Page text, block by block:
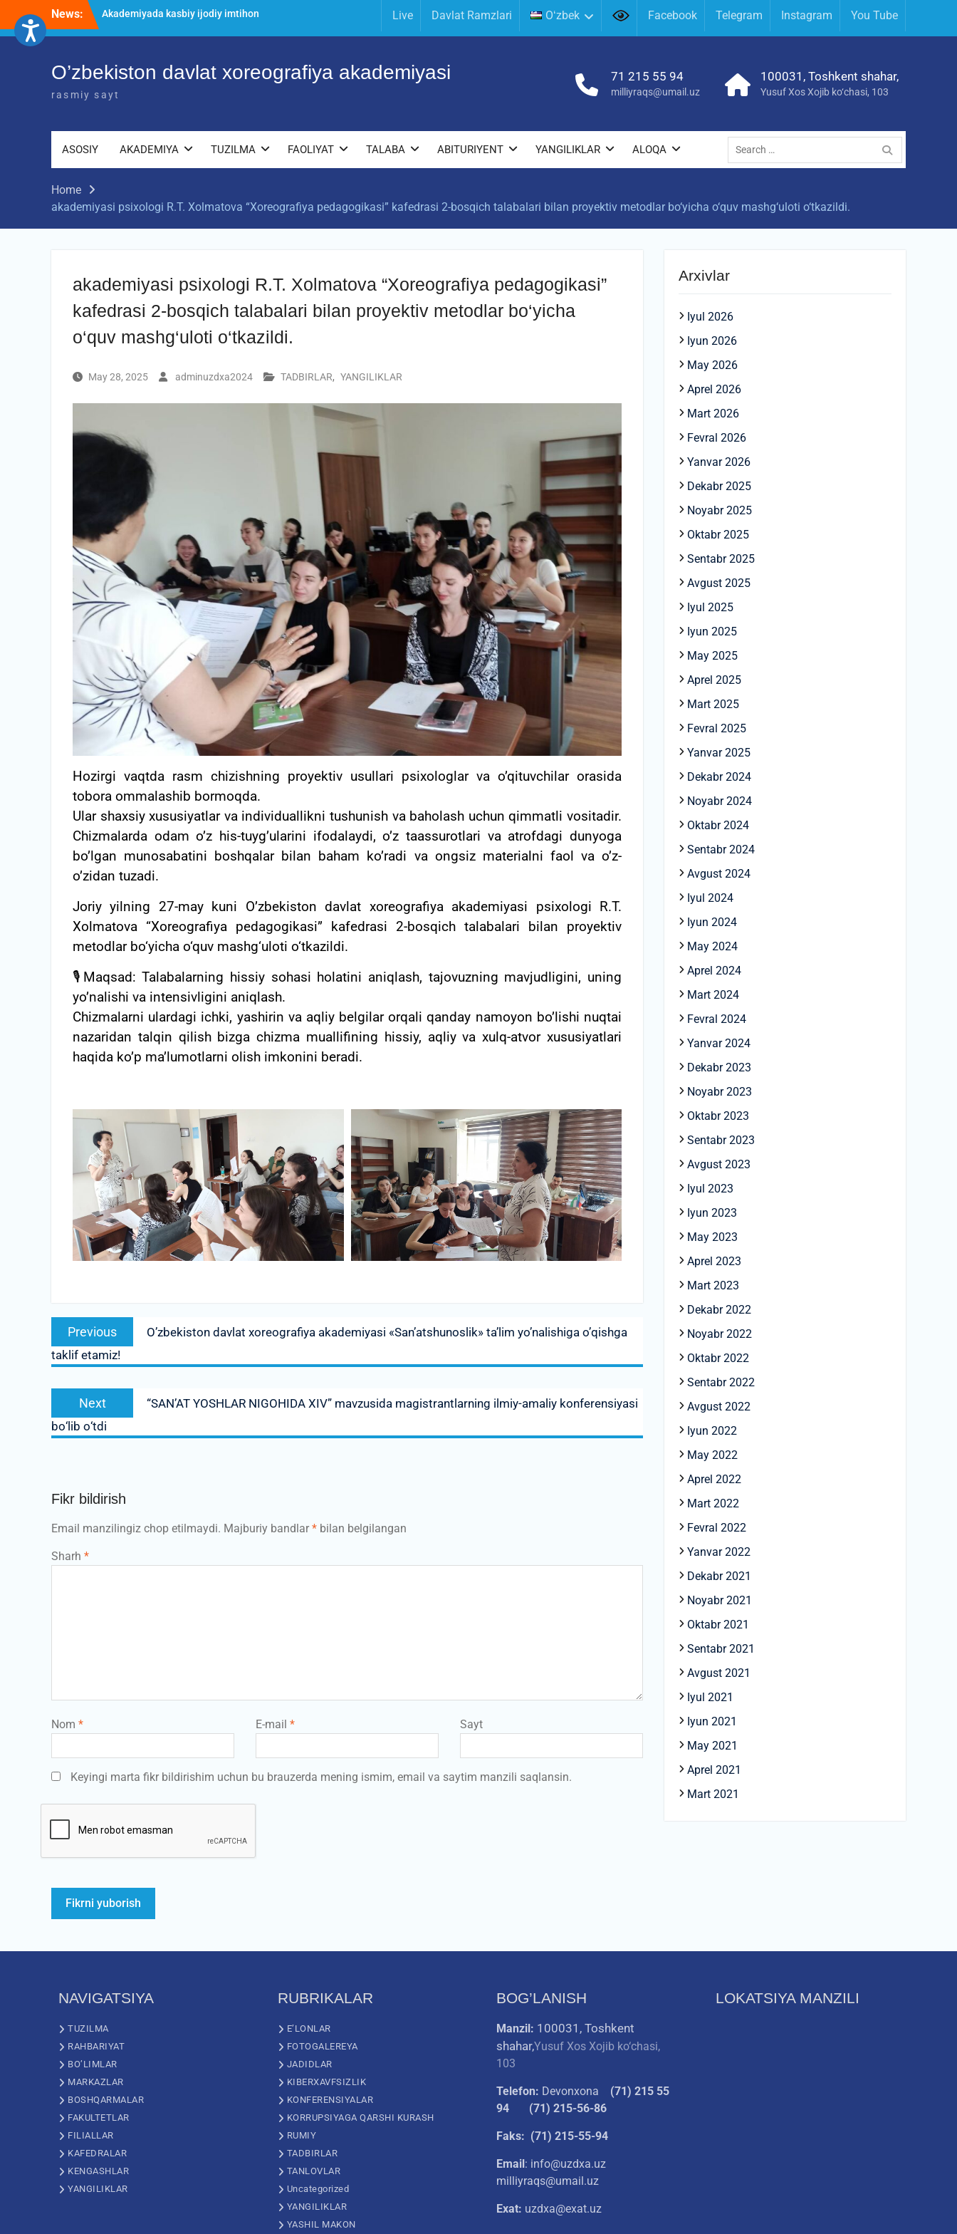
content
News:
jarayonlari
Diqqat e’lon!
Live Davlat Ramzlari Oʻzbek Facebook Telegram Instagram You Tube
O’zbekiston davlat xoreografiya akademiyasi
rasmiy sayt
71 215 55 94
milliyraqs@umail.uz
100031, Toshkent shahar,
Yusuf Xos Xojib ko‘chasi, 103
ASOSIY AKADEMIYA TUZILMA FAOLIYAT TALABA ABITURIYENT YANGILIKLAR ALOQA
Search
for:
Home
akademiyasi psixologi R.T. Xolmatova “Xoreografiya pedagogikasi” kafedrasi 2-bosqich talabalari bilan proyektiv metodlar bo‘yicha o‘quv mashg‘uloti o‘tkazildi.
akademiyasi psixologi R.T. Xolmatova “Xoreografiya pedagogikasi”
kafedrasi 2-bosqich talabalari bilan proyektiv metodlar bo‘yicha
o‘quv mashg‘uloti o‘tkazildi.
May 28, 2025 adminuzdxa2024 TADBIRLAR, YANGILIKLAR
Hozirgi vaqtda rasm chizishning proyektiv usullari psixologlar va o’qituvchilar orasida
tobora ommalashib bormoqda.
Ular shaxsiy xususiyatlar va individuallikni tushunish va baholash uchun qimmatli vositadir.
Chizmalarda odam o’z his-tuyg’ularini ifodalaydi, o’z taassurotlari va atrofdagi dunyoga
bo’lgan munosabatini boshqalar bilan baham ko’radi va ongsiz materialni faol va o’z-
o’zidan tuzadi.
Joriy yilning 27-may kuni O’zbekiston davlat xoreografiya akademiyasi psixologi R.T.
Xolmatova “Xoreografiya pedagogikasi” kafedrasi 2-bosqich talabalari bilan proyektiv
metodlar bo‘yicha o‘quv mashg‘uloti o‘tkazildi.
🎙Maqsad: Talabalarning hissiy sohasi holatini aniqlash, tajovuzning mavjudligini, uning
yo’nalishi va intensivligini aniqlash.
Chizmalarni ulardagi ichki, yashirin va aqliy belgilar orqali qanday namoyon bo’lishi nuqtai
nazaridan talqin qilish bizga chizma muallifining hissiy, aqliy va xulq-atvor xususiyatlari
haqida ko’p ma’lumotlarni olish imkonini beradi.
Post
menyusi
Previous
Previous
post:
O’zbekiston davlat xoreografiya akademiyasi «San’atshunoslik» ta’lim yo’nalishiga o’qishga
taklif etamiz!
Next
Next
post:
“SAN’AT YOSHLAR NIGOHIDA XIV” mavzusida magistrantlarning ilmiy-amaliy konferensiyasi
bо‘lib о‘tdi
Fikr bildirish
Email manzilingiz chop etilmaydi. Majburiy bandlar* bilan belgilangan
Sharh *
Nom * E-mail * Sayt
Keyingi marta fikr bildirishim uchun bu brauzerda mening ismim, email va saytim manzili saqlansin.
Arxivlar
Iyul 2026
Iyun 2026
May 2026
Aprel 2026
Mart 2026
Fevral 2026
Yanvar 2026
Dekabr 2025
Noyabr 2025
Oktabr 2025
Sentabr 2025
Avgust 2025
Iyul 2025
Iyun 2025
May 2025
Aprel 2025
Mart 2025
Fevral 2025
Yanvar 2025
Dekabr 2024
Noyabr 2024
Oktabr 2024
Sentabr 2024
Avgust 2024
Iyul 2024
Iyun 2024
May 2024
Aprel 2024
Mart 2024
Fevral 2024
Yanvar 2024
Dekabr 2023
Noyabr 2023
Oktabr 2023
Sentabr 2023
Avgust 2023
Iyul 2023
Iyun 2023
May 2023
Aprel 2023
Mart 2023
Dekabr 2022
Noyabr 2022
Oktabr 2022
Sentabr 2022
Avgust 2022
Iyun 2022
May 2022
Aprel 2022
Mart 2022
Fevral 2022
Yanvar 2022
Dekabr 2021
Noyabr 2021
Oktabr 2021
Sentabr 2021
Avgust 2021
Iyul 2021
Iyun 2021
May 2021
Aprel 2021
Mart 2021
NAVIGATSIYA
TUZILMA
RAHBARIYAT
BO’LIMLAR
MARKAZLAR
BOSHQARMALAR
FAKULTETLAR
FILIALLAR
KAFEDRALAR
KENGASHLAR
YANGILIKLAR
RUBRIKALAR
E’LONLAR
FOTOGALEREYA
JADIDLAR
KIBERXAVFSIZLIK
KONFERENSIYALAR
KORRUPSIYAGA QARSHI KURASH
RUMIY
TADBIRLAR
TANLOVLAR
Uncategorized
YANGILIKLAR
YASHIL MAKON
BOG’LANISH
Manzil: 100031, Toshkent
shahar,Yusuf Xos Xojib ko‘chasi,
103
Telefon: Devonxona (71) 215 55
94
(71) 215-56-86
Faks: (71) 215-55-94
Email : info@uzdxa.uz
milliyraqs@umail.uz
Exat: uzdxa@exat.uz
LOKATSIYA MANZILI